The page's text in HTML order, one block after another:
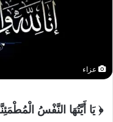
عزاء
﴿ يَا أَيَّتُهَا النَّفْسُ